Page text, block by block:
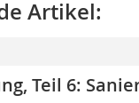
Artikel:
Teil 6: